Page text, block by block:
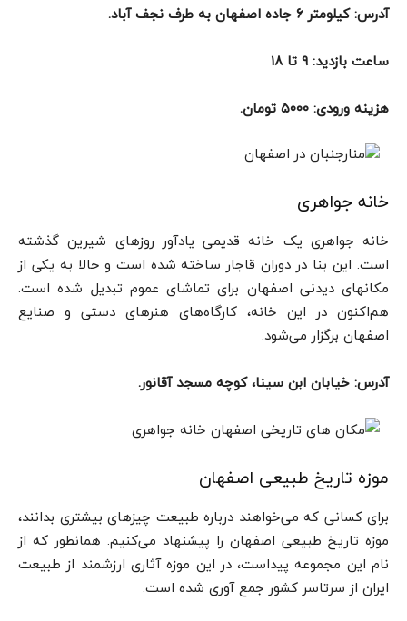
آدرس: کیلومتر ۶ جاده اصفهان به طرف نجف آباد.
ساعت بازدید: ۹ تا ۱۸
هزینه ورودی: ۵۰۰۰ تومان.
خانه جواهری
خانه جواهری یک خانه قدیمی یادآور روزهای شیرین گذشته
است. این بنا در دوران قاجار ساخته شده است و حالا به یکی از
مکانهای دیدنی اصفهان برای تماشای عموم تبدیل شده است.
هم‌اکنون در این خانه، کارگاه‌های هنرهای دستی و صنایع
اصفهان برگزار می‌شود.
آدرس: خیابان ابن سینا، کوچه مسجد آقانور.
موزه تاریخ طبیعی اصفهان
برای کسانی که می‌خواهند درباره طبیعت چیزهای بیشتری بدانند،
موزه تاریخ طبیعی اصفهان را پیشنهاد می‌کنیم. همانطور که از
نام این مجموعه پیداست، در این موزه آثاری ارزشمند از طبیعت
ایران از سرتاسر کشور جمع آوری شده است.